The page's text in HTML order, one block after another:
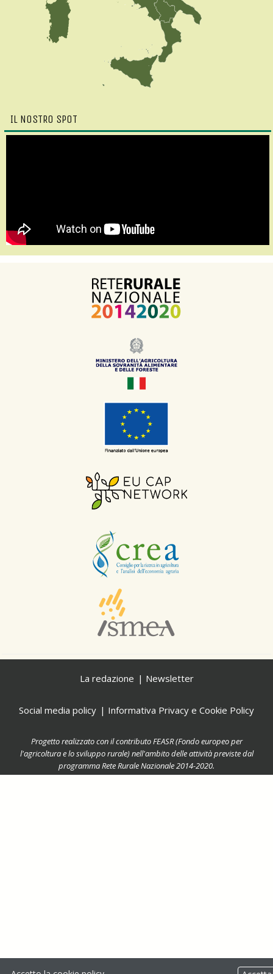
IL NOSTRO SPOT
La redazione Newsletter
Social media policy Informativa Privacy e Cookie Policy
Progetto realizzato con il contributo FEASR (Fondo europeo per
l'agricoltura e lo sviluppo rurale) nell'ambito delle attività previste dal
programma Rete Rurale Nazionale 2014-2020.